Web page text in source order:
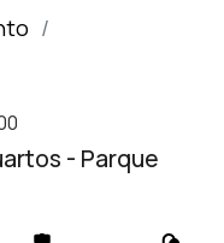
- Parque